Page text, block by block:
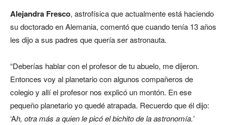
Alejandra Fresco, astrofísica que actualmente está haciendo
su doctorado en Alemania, comentó que cuando tenía 13 años
les dijo a sus padres que quería ser astronauta.
“Deberías hablar con el profesor de tu abuelo, me dijeron.
Entonces voy al planetario con algunos compañeros de
colegio y allí el profesor nos explicó un montón. En ese
pequeño planetario yo quedé atrapada. Recuerdo que él dijo:
‘Ah, otra más a quien le picó el bichito de la astronomía.’